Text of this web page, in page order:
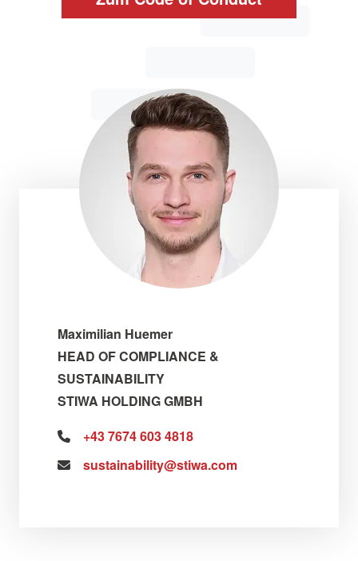
Maximilian Huemer
HEAD OF COMPLIANCE &
SUSTAINABILITY
STIWA HOLDING GMBH
+43 7674 603 4818
sustainability@stiwa.com